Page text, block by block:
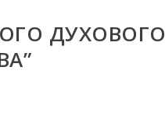
ДУХОВОГО